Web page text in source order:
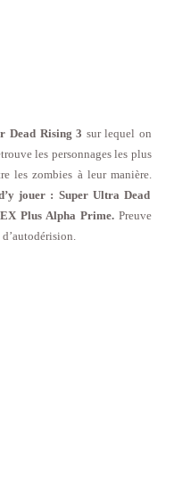
Dead Rising 3 sur lequel on
les personnages les plus
les zombies à leur manière.
jouer : Super Ultra Dead
Plus Alpha Prime. Preuve